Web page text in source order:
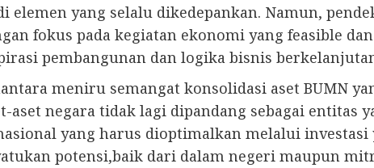
elemen yang selalu dikedepankan. Namun,
fokus pada kegiatan ekonomi yang feasible
pembangunan dan logika bisnis
meniru semangat konsolidasi aset BUMN
aset negara tidak lagi dipandang sebagai entitas
yang harus dioptimalkan melalui
potensi,baik dari dalam negeri maupun